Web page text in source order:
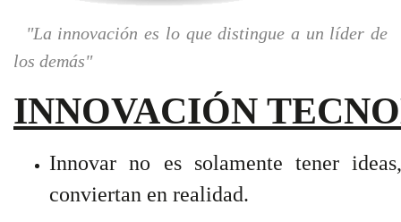
"La innovación es lo que distingue a un líder de
los demás"
INNOVACIÓN
Innovar no es solamente tener
conviertan en realidad.